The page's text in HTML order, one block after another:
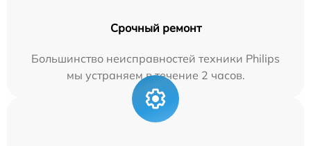
Срочный ремонт
Большинство неисправностей техники Philips
мы устраняем в течение 2 часов.